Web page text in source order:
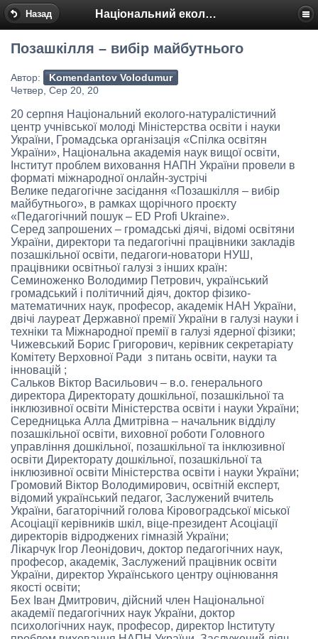
Назад Національний еколого-натуралістичний центр
Позашкілля – вибір майбутнього
Автор:
Komendantov Volodumur
Четвер, Сер 20, 20
20 серпня Національний еколого-натуралістичний
центр учнівської молоді Міністерства освіти і науки
України, Громадська організація «Спілка освітян
України», Національна академія наук вищої освіти,
Інститут проблем виховання НАПН України провели в
форматі міжнародної онлайн-зустрічі
Велике педагогічне засідання «Позашкілля – вибір
майбутнього», в рамках щорічного проєкту
«Педагогічний пошук – ED Profi Ukraine».
Серед запрошених – громадські діячі, відомі освітяни
України, директори та педагогічні працівники закладів
позашкільної освіти, педагоги-новатори НУШ,
працівники освітньої галузі з інших країн:
Семиноженко Володимир Петрович, український
громадський і політичний діяч, доктор фізико-
математичних наук, професор, академік НАН України,
двічі лауреат Державної премії України в галузі науки і
техніки та Міжнародної премії в галузі ядерної фізики;
Чижевський Борис Григорович, керівник секретаріату
Комітету Верховної Ради з питань освіти, науки та
інновацій ;
Сальков Віктор Васильович – в.о. генерального
директора Директорату дошкільної, позашкільної та
інклюзивної освіти Міністерства освіти і науки України;
Середницька Алла Дмитрівна – начальник відділу
позашкільної освіти, виховної роботи Головного
управління дошкільної, позашкільної та інклюзивної
освіти Директорату дошкільної, позашкільної та
інклюзивної освіти Міністерства освіти і науки України;
Громовий Віктор Володимирович, освітній експерт,
відомий український педагог, Заслужений вчитель
України, багаторічний голова Кіровоградської міської
Асоціації керівників шкіл, віце-президент Асоціації
директорів відроджених гімназій України;
Лікарчук Ігор Леонідович, доктор педагогічних наук,
професор, академік, Заслужений працівник освіти
України, директор Українського центру оцінювання
якості освіти;
Бех Іван Дмитрович, дійсний член Національної
академії педагогічних наук України, доктор
психологічних наук, професор, директор Інституту